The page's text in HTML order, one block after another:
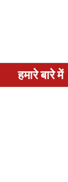
हमारे बारे में